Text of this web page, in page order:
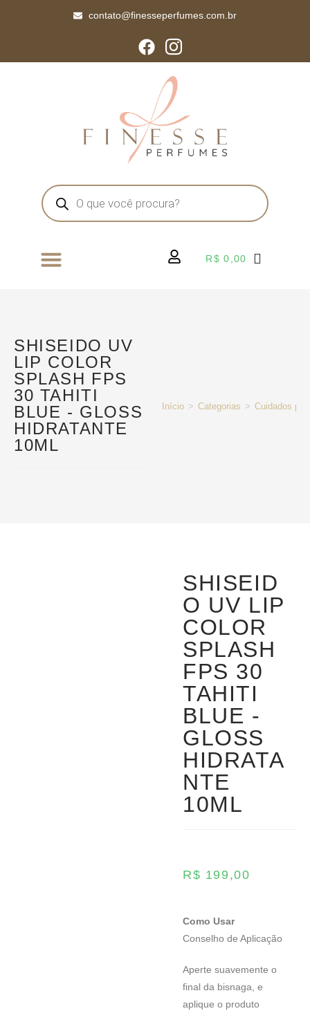
contato@finesseperfumes.com.br
R$ 0,00
SHISEIDO UV
LIP COLOR
SPLASH FPS
30 TAHITI
BLUE - GLOSS
HIDRATANTE
10ML
Início > Categorias > Cuidados
SHISEID
O UV LIP
COLOR
SPLASH
FPS 30
TAHITI
BLUE -
GLOSS
HIDRATA
NTE
10ML
R$ 199,00
Como Usar
Conselho de Aplicação
Aperte suavemente o
final da bisnaga, e
aplique o produto